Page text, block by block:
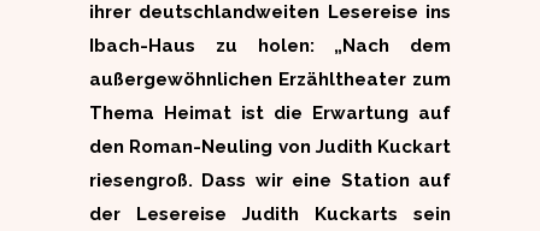
ihrer deutschlandweiten Lesereise ins
Ibach-Haus zu holen: „Nach dem
außergewöhnlichen Erzähltheater zum
Thema Heimat ist die Erwartung auf
den Roman-Neuling von Judith Kuckart
riesengroß. Dass wir eine Station auf
der Lesereise Judith Kuckarts sein